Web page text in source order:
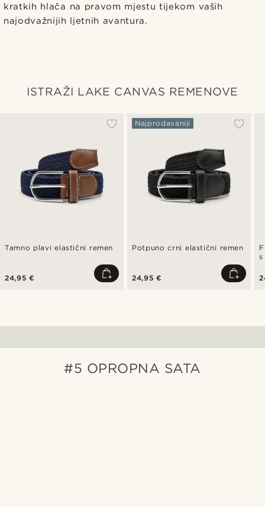
kratkih hlača na pravom mjestu tijekom vaših
najodvažnijih ljetnih avantura.
ISTRAŽI LAKE CANVAS REMENOVE
Tamno plavi elastični remen
24,95 €
Potpuno crni elastični remen
Najprodavaniji
24,95 €
s
#5 OPROPNA SATA